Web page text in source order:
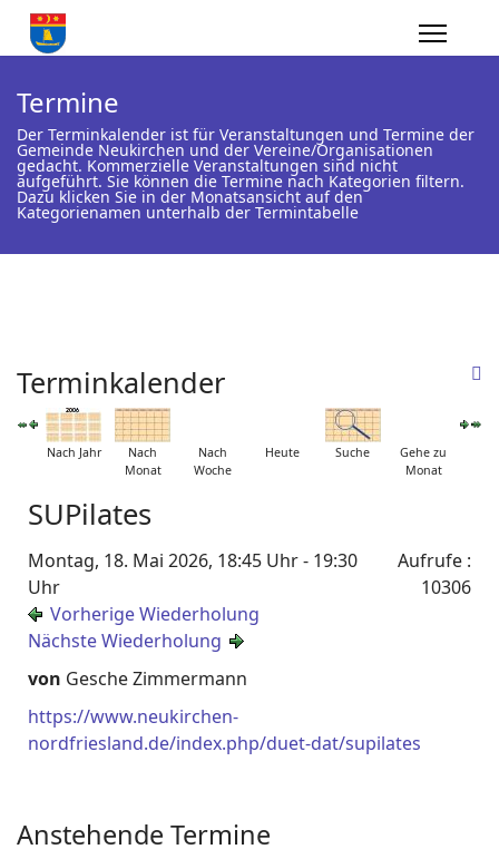
Termine
Der Terminkalender ist für Veranstaltungen und Termine der
Gemeinde Neukirchen und der Vereine/Organisationen
gedacht. Kommerzielle Veranstaltungen sind nicht
aufgeführt. Sie können die Termine nach Kategorien filtern.
Dazu klicken Sie in der Monatsansicht auf den
Kategorienamen unterhalb der Termintabelle
Terminkalender
Nach Jahr
Nach
Monat
Nach
Woche
Heute Suche
Gehe zu
Monat
SUPilates
Montag, 18. Mai 2026, 18:45 Uhr - 19:30
Uhr
Vorherige Wiederholung
Nächste Wiederholung
Aufrufe :
10306
von Gesche Zimmermann
https://www.neukirchen-
nordfriesland.de/index.php/duet-dat/supilates
Anstehende Termine